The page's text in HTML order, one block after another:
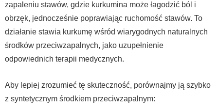
zapaleniu stawów, gdzie kurkumina może łagodzić ból i
obrzęk, jednocześnie poprawiając ruchomość stawów. To
działanie stawia kurkumę wśród wiarygodnych naturalnych
środków przeciwzapalnych, jako uzupełnienie
odpowiednich terapii medycznych.
Aby lepiej zrozumieć tę skuteczność, porównajmy ją szybko
z syntetycznym środkiem przeciwzapalnym: